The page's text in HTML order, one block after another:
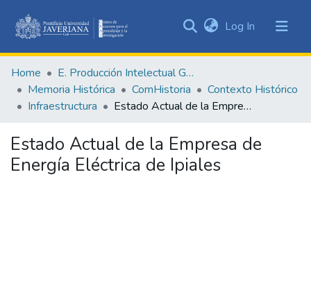
&
Collections
All of DSpace
Statistics
Log In (current)
Home
E. Producción Intelectual General
Memoria Histórica
ComHistoria
Contexto Histórico
Infraestructura
Estado Actual de la Empresa de Energía Eléctrica de Ipiales
Estado Actual de la Empresa de
Energía Eléctrica de Ipiales